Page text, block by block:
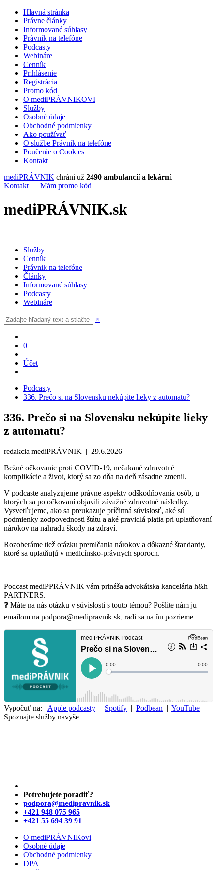
Hlavná stránka
Právne články
Informované súhlasy
Právnik na telefóne
Podcasty
Webináre
Cenník
Prihlásenie
Registrácia
Promo kód
O mediPRÁVNIKOVI
Služby
Osobné údaje
Obchodné podmienky
Ako používať
O službe Právnik na telefóne
Poučenie o Cookies
Kontakt
mediPRÁVNIK chráni už 2490 ambulancií a lekární.
Kontakt
Mám promo kód
mediPRÁVNIK.sk
Služby
Cenník
Právnik na telefóne
Články
Informované súhlasy
Podcasty
Webináre
×
0
Účet
Podcasty
336. Prečo si na Slovensku nekúpite lieky z automatu?
336. Prečo si na Slovensku nekúpite lieky
z automatu?
redakcia mediPRÁVNIK | 29.6.2026
Bežné očkovanie proti COVID-19, nečakané zdravotné
komplikácie a život, ktorý sa zo dňa na deň zásadne zmenil.
V podcaste analyzujeme právne aspekty odškodňovania osôb, u
ktorých sa po očkovaní objavili závažné zdravotné následky.
Vysvetľujeme, ako sa preukazuje príčinná súvislosť, aké sú
podmienky zodpovednosti štátu a aké pravidlá platia pri uplatňovaní
nárokov na náhradu škody na zdraví.
Rozoberáme tiež otázku premlčania nárokov a dôkazné štandardy,
ktoré sa uplatňujú v medicínsko-právnych sporoch.
Podcast mediPPRÁVNIK vám prináša advokátska kancelária h&h
PARTNERS.
❓ Máte na nás otázku v súvislosti s touto témou? Pošlite nám ju
emailom na podpora@medipravnik.sk, radi sa na ňu pozrieme.
Vypočuť na: Apple podcasty | Spotify | Podbean | YouTube
Spoznajte služby navyše
Potrebujete poradiť?
podpora@medipravnik.sk
+421 948 075 965
+421 55 694 39 91
O mediPRÁVNIKovi
Osobné údaje
Obchodné podmienky
DPA